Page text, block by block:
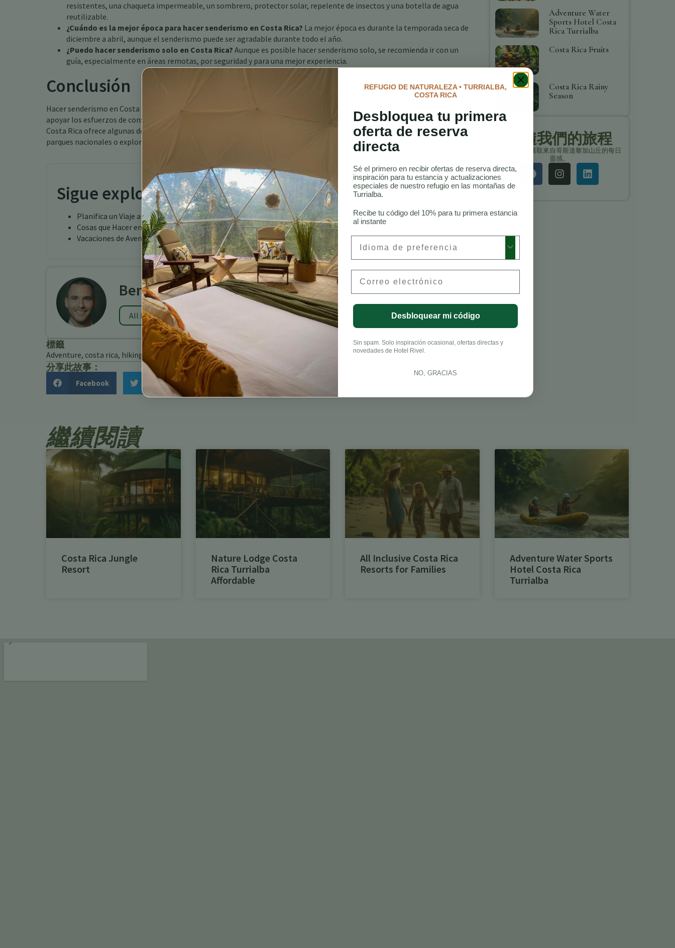
resistentes, una chaqueta impermeable, un sombrero, protector solar, repelente de insectos y una botella de agua
reutilizable.
¿Cuándo es la mejor época para hacer senderismo en Costa Rica? La mejor época es durante la temporada seca de
diciembre a abril, aunque el senderismo puede ser agradable durante todo el año.
¿Puedo hacer senderismo solo en Costa Rica? Aunque es posible hacer senderismo solo, se recomienda ir con un
guía, especialmente en áreas remotas, por seguridad y para una mejor experiencia.
Conclusión
Hacer senderismo en Costa Rica es más que una actividad física; es una oportunidad para conectarse con la naturaleza y
apoyar los esfuerzos de conservación. Con sus diversos senderos, paisajes impresionantes y compromiso con el ecoturismo,
Costa Rica ofrece algunas de las experiencias de senderismo más memorables del mundo. Ya sea que estés recorriendo
parques nacionales o explorando senderos ocultos, la aventura te espera en cada paso que das.
Sigue explorando
Planifica un Viaje a Costa Rica: Tu Guía de Viaje Definitiva
Cosas que Hacer en Costa Rica
Vacaciones de Aventura en Costa Rica Turrialba
Benjamin Charbonneau, CFA
All Posts
標籤
Adventure, costa rica, hiking Spanish travel
分享此故事：
Facebook Twitter LinkedIn
Adventure Water
Sports Hotel Costa
Rica Turrialba
Costa Rica Fruits
Costa Rica Rainy
Season
追隨我們的旅程
保持聯繫，獲取來自哥斯達黎加山丘的每日
靈感。
繼續閱讀
Costa Rica Jungle
Resort
Nature Lodge Costa
Rica Turrialba
Affordable
All Inclusive Costa Rica
Resorts for Families
Adventure Water Sports
Hotel Costa Rica
Turrialba
REFUGIO DE NATURALEZA • TURRIALBA,
COSTA RICA
Desbloquea tu primera
oferta de reserva
directa
Sé el primero en recibir ofertas de reserva directa,
inspiración para tu estancia y actualizaciones
especiales de nuestro refugio en las montañas de
Turrialba.
Recibe tu código del 10% para tu primera estancia
al instante
Desbloquear mi código
Sin spam. Solo inspiración ocasional, ofertas directas y
novedades de Hotel Rivel.
NO, GRACIAS